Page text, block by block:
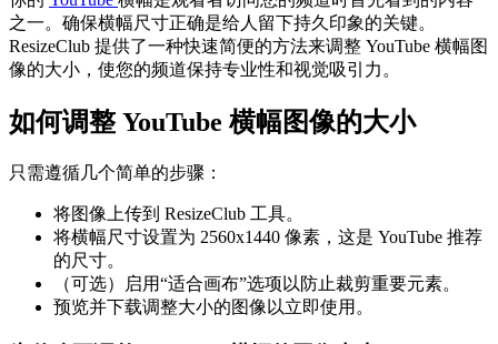
之一。确保横幅尺寸正确是给人留下持久印象的关键。
ResizeClub 提供了一种快速简便的方法来调整 YouTube 横幅图
像的大小，使您的频道保持专业性和视觉吸引力。
如何调整 YouTube 横幅图像的大小
只需遵循几个简单的步骤：
将图像上传到 ResizeClub 工具。
将横幅尺寸设置为 2560x1440 像素，这是 YouTube 推荐
的尺寸。
（可选）启用“适合画布”选项以防止裁剪重要元素。
预览并下载调整大小的图像以立即使用。